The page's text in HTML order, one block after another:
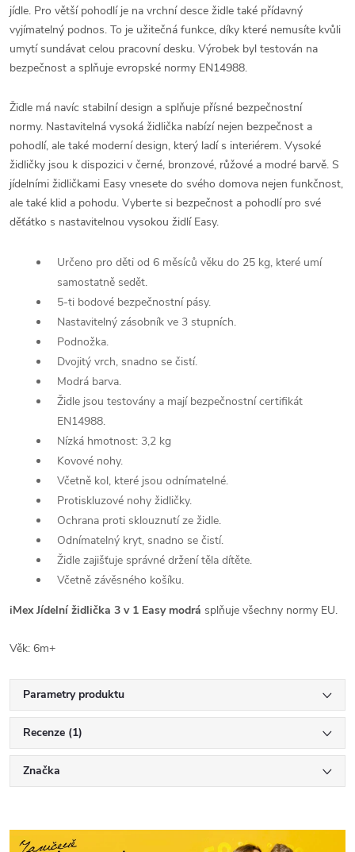
jídle. Pro větší pohodlí je na vrchní desce židle také přídavný
vyjímatelný podnos. To je užitečná funkce, díky které nemusíte kvůli
umytí sundávat celou pracovní desku. Výrobek byl testován na
bezpečnost a splňuje evropské normy EN14988.
Židle má navíc stabilní design a splňuje přísné bezpečnostní
normy. Nastavitelná vysoká židlička nabízí nejen bezpečnost a
pohodlí, ale také moderní design, který ladí s interiérem. Vysoké
židličky jsou k dispozici v černé, bronzové, růžové a modré barvě. S
jídelními židličkami Easy vnesete do svého domova nejen funkčnost,
ale také klid a pohodu. Vyberte si bezpečnost a pohodlí pro své
děťátko s nastavitelnou vysokou židlí Easy.
Určeno pro děti od 6 měsíců věku do 25 kg, které umí
samostatně sedět.
5-ti bodové bezpečnostní pásy.
Nastavitelný zásobník ve 3 stupních.
Podnožka.
Dvojitý vrch, snadno se čistí.
Modrá barva.
Židle jsou testovány a mají bezpečnostní certifikát
EN14988.
Nízká hmotnost: 3,2 kg
Kovové nohy.
Včetně kol, které jsou odnímatelné.
Protiskluzové nohy židličky.
Ochrana proti sklouznutí ze židle.
Odnímatelný kryt, snadno se čistí.
Židle zajišťuje správné držení těla dítěte.
Včetně závěsného košíku.
iMex Jídelní židlička 3 v 1 Easy modrá splňuje všechny normy EU.
Věk: 6m+
Parametry produktu
Recenze (1)
Značka